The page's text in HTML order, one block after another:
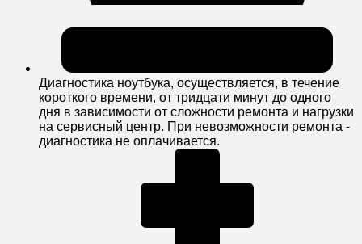
Диагностика ноутбука, осуществляется, в течение
короткого времени, от тридцати минут до одного
дня в зависимости от сложности ремонта и нагрузки
на сервисный центр. При невозможности ремонта -
диагностика не оплачивается.